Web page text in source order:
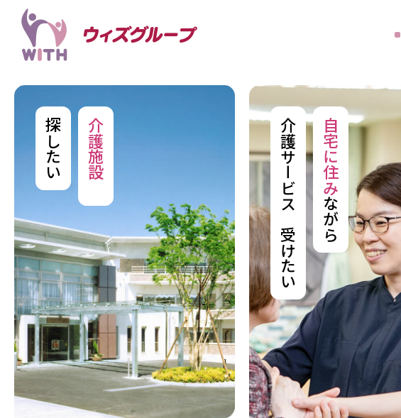
介護施設
探したい 自宅に住み
ながら
介護サービスを受けたい